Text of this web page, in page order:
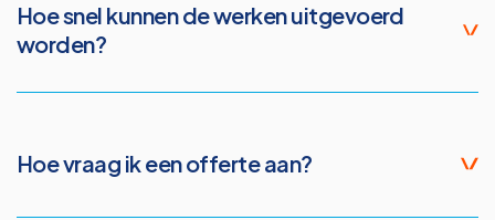
Hoe snel kunnen de werken uitgevoerd
worden?
Hoe vraag ik een offerte aan?